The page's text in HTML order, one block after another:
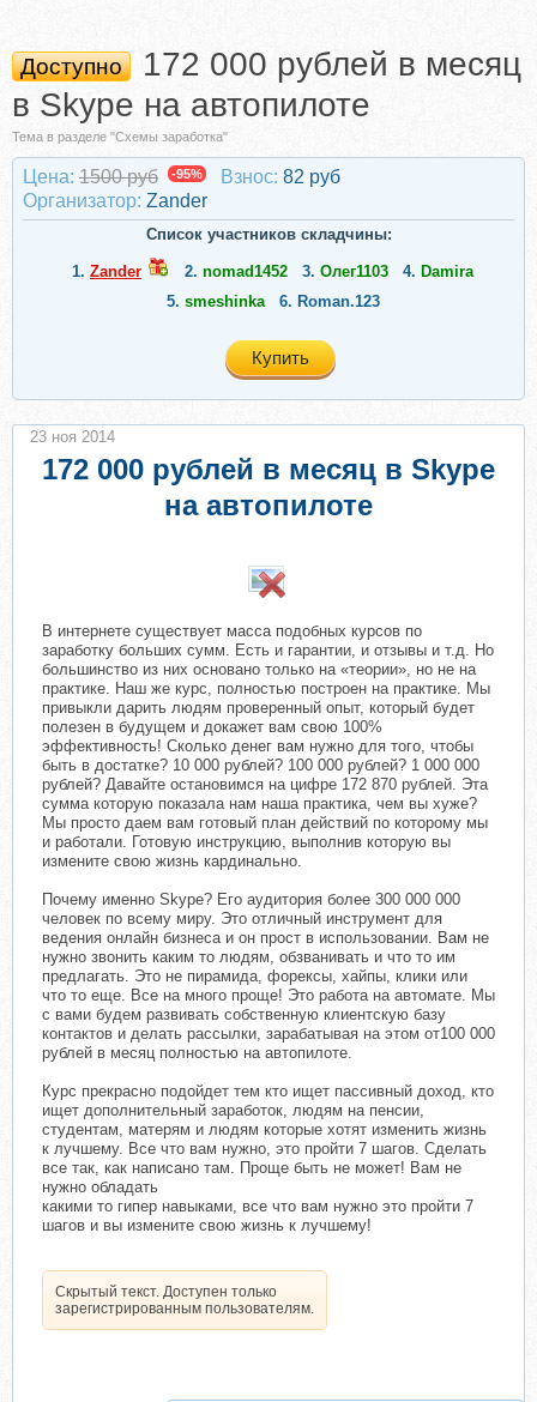
Доступно
172 000 рублей в месяц
в Skype на автопилоте
Тема в разделе "Схемы заработка"
Цена: 1500 руб -95% Взнос: 82 руб
Организатор: Zander
Список участников складчины:
1. Zander 2. nomad1452 3. Олег1103 4. Damira
5. smeshinka 6. Roman.123
Купить
172 000 рублей в месяц в Skype
на автопилоте
В интернете существует масса подобных курсов по
заработку больших сумм. Есть и гарантии, и отзывы и т.д. Но
большинство из них основано только на «теории», но не на
практике. Наш же курс, полностью построен на практике. Мы
привыкли дарить людям проверенный опыт, который будет
полезен в будущем и докажет вам свою 100%
эффективность! Сколько денег вам нужно для того, чтобы
быть в достатке? 10 000 рублей? 100 000 рублей? 1 000 000
рублей? Давайте остановимся на цифре 172 870 рублей. Эта
сумма которую показала нам наша практика, чем вы хуже?
Мы просто даем вам готовый план действий по которому мы
и работали. Готовую инструкцию, выполнив которую вы
измените свою жизнь кардинально.
Почему именно Skype? Его аудитория более 300 000 000
человек по всему миру. Это отличный инструмент для
ведения онлайн бизнеса и он прост в использовании. Вам не
нужно звонить каким то людям, обзванивать и что то им
предлагать. Это не пирамида, форексы, хайпы, клики или
что то еще. Все на много проще! Это работа на автомате. Мы
с вами будем развивать собственную клиентскую базу
контактов и делать рассылки, зарабатывая на этом от100 000
рублей в месяц полностью на автопилоте.
Курс прекрасно подойдет тем кто ищет пассивный доход, кто
ищет дополнительный заработок, людям на пенсии,
студентам, матерям и людям которые хотят изменить жизнь
к лучшему. Все что вам нужно, это пройти 7 шагов. Сделать
все так, как написано там. Проще быть не может! Вам не
нужно обладать
какими то гипер навыками, все что вам нужно это пройти 7
шагов и вы измените свою жизнь к лучшему!
Скрытый текст. Доступен только
зарегистрированным пользователям.
23 ноя 2014